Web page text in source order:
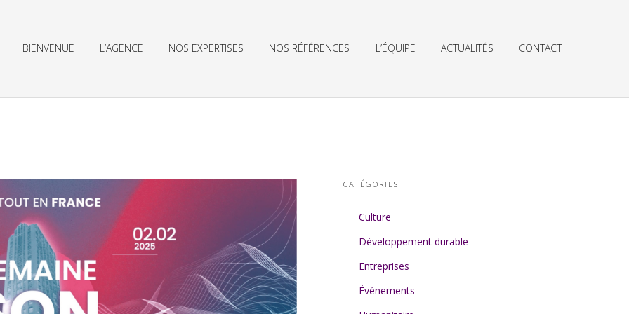
BIENVENUE L’AGENCE NOS EXPERTISES NOS RÉFÉRENCES L’ÉQUIPE ACTUALITÉS CONTACT
CATÉGORIES
Culture
Développement durable
Entreprises
Événements